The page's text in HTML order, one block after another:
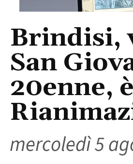
Brindisi,
San
20enne,
mercoledì 5